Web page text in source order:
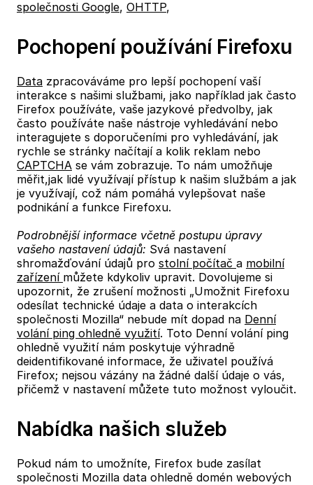
společnosti Google, OHTTP,
Pochopení používání Firefoxu
Data zpracováváme pro lepší pochopení vaší
interakce s našimi službami, jako například jak často
Firefox používáte, vaše jazykové předvolby, jak
často používáte naše nástroje vyhledávání nebo
interagujete s doporučeními pro vyhledávání, jak
rychle se stránky načítají a kolik reklam nebo
CAPTCHA se vám zobrazuje. To nám umožňuje
měřit,jak lidé využívají přístup k našim službám a jak
je využívají, což nám pomáhá vylepšovat naše
podnikání a funkce Firefoxu.
Podrobnější informace včetně postupu úpravy
vašeho nastavení údajů: Svá nastavení
shromažďování údajů pro stolní počítač a mobilní
zařízení můžete kdykoliv upravit. Dovolujeme si
upozornit, že zrušení možnosti „Umožnit Firefoxu
odesílat technické údaje a data o interakcích
společnosti Mozilla“ nebude mít dopad na Denní
volání ping ohledně využití. Toto Denní volání ping
ohledně využití nám poskytuje výhradně
deidentifikované informace, že uživatel používá
Firefox; nejsou vázány na žádné další údaje o vás,
přičemž v nastavení můžete tuto možnost vyloučit.
Nabídka našich služeb
Pokud nám to umožníte, Firefox bude zasílat
společnosti Mozilla data ohledně domén webových